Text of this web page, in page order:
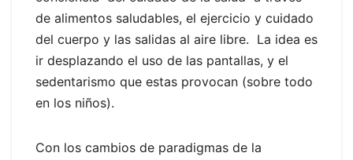
de alimentos saludables, el ejercicio y cuidado
del cuerpo y las salidas al aire libre. La idea es
ir desplazando el uso de las pantallas, y el
sedentarismo que estas provocan (sobre todo
en los niños).
Con los cambios de paradigmas de la